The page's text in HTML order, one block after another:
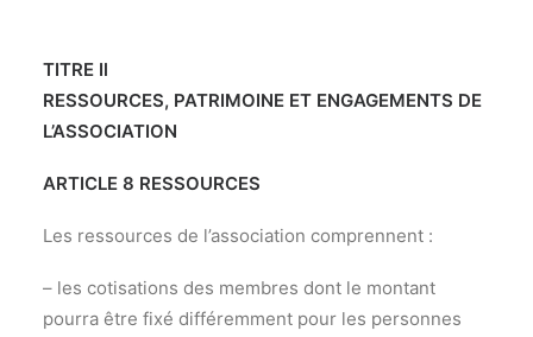
TITRE Il
RESSOURCES, PATRIMOINE ET ENGAGEMENTS DE
L’ASSOCIATION
ARTICLE 8 RESSOURCES
Les ressources de l’association comprennent :
– les cotisations des membres dont le montant
pourra être fixé différemment pour les personnes